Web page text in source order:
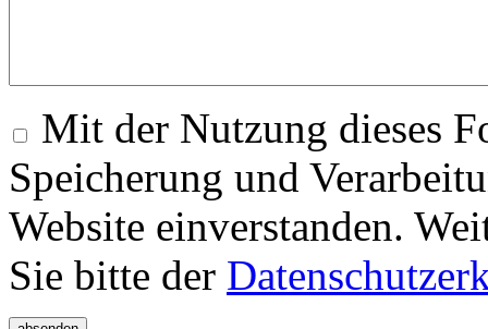
Mit der Nutzung dieses
Speicherung und
Website einverstanden.
Sie bitte der